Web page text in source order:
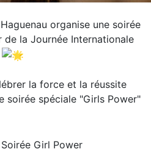
organise une soirée
de la Journée Internationale
la force et la réussite
soirée spéciale "Girls Power"
Girl Power